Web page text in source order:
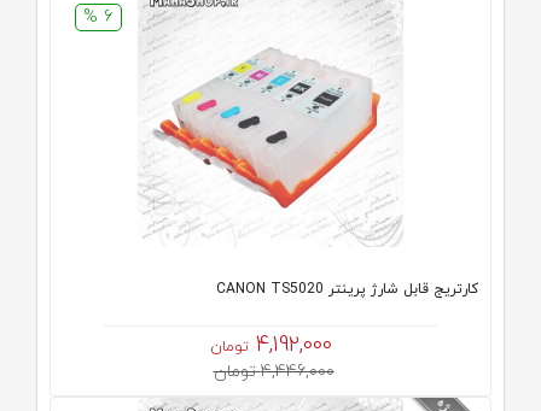
6 %
کارتریج قابل شارژ پرینتر CANON TS5020
4,192,000 تومان
4,446,000 تومان